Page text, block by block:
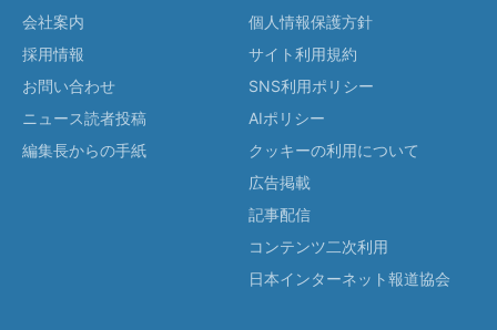
会社案内
採用情報
お問い合わせ
ニュース読者投稿
編集長からの手紙
個人情報保護方針
サイト利用規約
SNS利用ポリシー
AIポリシー
クッキーの利用について
広告掲載
記事配信
コンテンツ二次利用
日本インターネット報道協会